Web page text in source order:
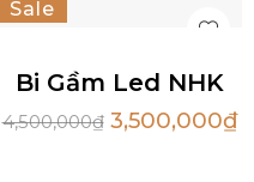
Sale
Bi Gầm Led NHK
4,500,000₫ 3,500,000₫